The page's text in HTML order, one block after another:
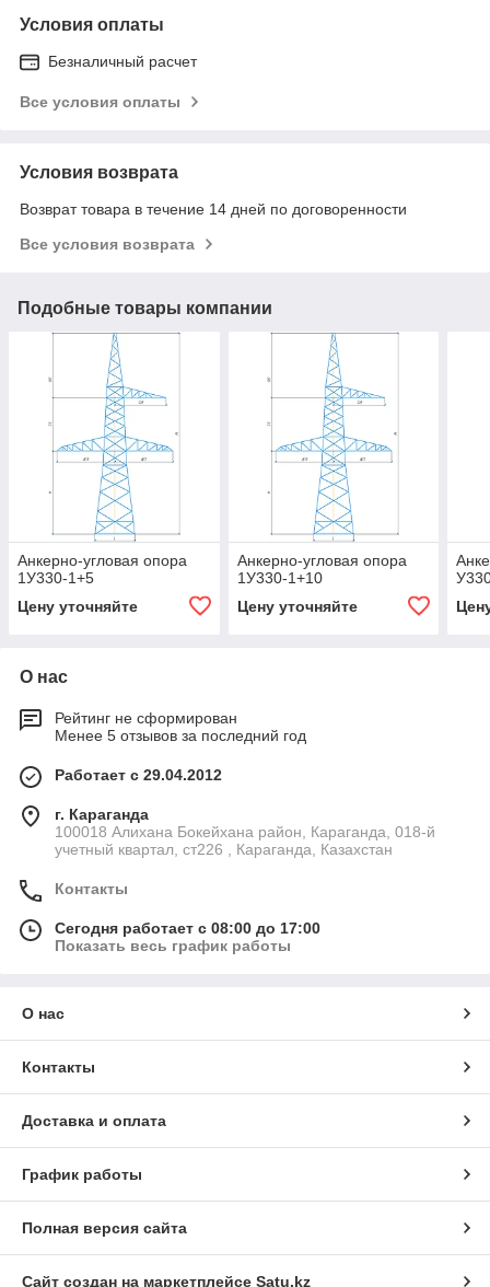
Условия оплаты
Безналичный расчет
Все условия оплаты
Условия возврата
Возврат товара в течение 14 дней по договоренности
Все условия возврата
Подобные товары компании
Анкерно-угловая опора
1У330-1+5
Цену уточняйте
Анкерно-угловая опора
1У330-1+10
Цену уточняйте
О нас
Рейтинг не сформирован
Менее 5 отзывов за последний год
Работает с 29.04.2012
г. Караганда
100018 Алихана Бокейхана район, Караганда, 018-й
учетный квартал, ст226 , Караганда, Казахстан
Контакты
Сегодня работает с 08:00 до 17:00
Показать весь график работы
О нас
Контакты
Доставка и оплата
График работы
Полная версия сайта
Сайт создан на маркетплейсе Satu.kz